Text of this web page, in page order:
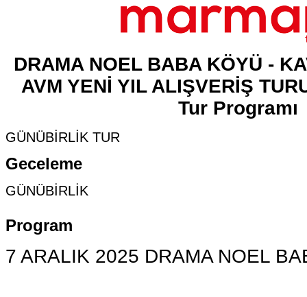
DRAMA NOEL BABA KÖYÜ -
AVM YENİ YIL ALIŞVERİŞ
Tur Programı
GÜNÜBİRLİK TUR
Geceleme
GÜNÜBİRLİK
Program
7 ARALIK 2025 DRAMA NOEL